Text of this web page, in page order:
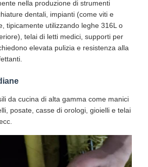
nella produzione di strumenti
dentali, impianti (come viti e
tipicamente utilizzando leghe 316L o
telai di letti medici, supporti per
elevata pulizia e resistenza alla
da cucina di alta gamma come manici
posate, casse di orologi, gioielli e telai